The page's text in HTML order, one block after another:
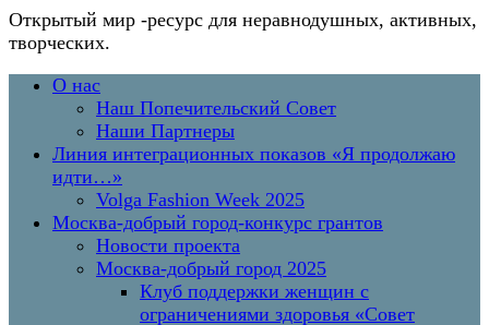
Открытый мир -ресурс для неравнодушных, активных,
творческих.
Перейти
содержимому
Основное
О нас
Наш Попечительский Совет
Наши Партнеры
Линия интеграционных показов «Я продолжаю
идти…»
Volga Fashion Week 2025
Москва-добрый город-конкурс грантов
Новости проекта
Москва-добрый город 2025
Клуб поддержки женщин с
ограничениями здоровья «Совет